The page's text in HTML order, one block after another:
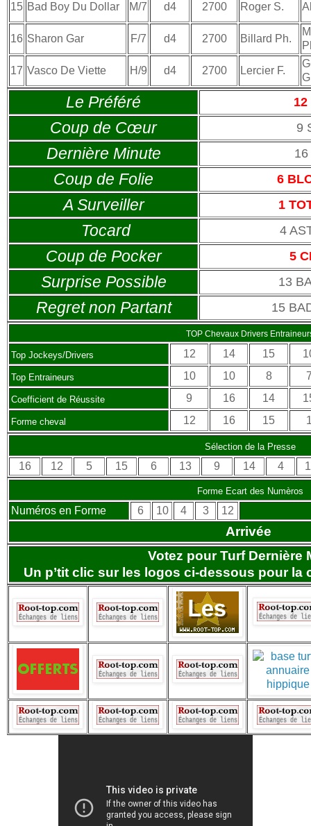
15 Bad Boy Du Dollar M/7 d4 2700 Roger S.
16 Sharon Gar F/7 d4 2700 Billard Ph.
17 Vasco De Viette H/9 d4 2700 Lercier F.
Le Préféré 12
Coup de Cœur 9
Dernière Minute
Coup de Folie 6
A Surveiller 1
Tocard 4
Coup de Pocker 5
Surprise Possible 13
Regret non Partant 15
TOP Chevaux Drivers
Top Jockeys/Drivers 12 14 15
Top Entraineurs 10 10 8
Coefficient de Réussite 9 16 14
Forme cheval 12 16 15
Sélection de la Presse
16 12 5 15 6 13 9 14 4
Forme Ecart des Numèros
Numéros en Forme 6 10 4 3 12
Arrivée
Votez pour Turf Dernière
Un p’tit clic sur les logos ci-dessous pour la